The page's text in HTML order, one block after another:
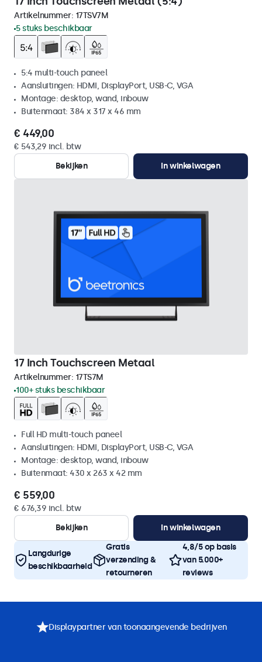
Artikelnummer: 17TSV7M
5 stuks beschikbaar
5:4 multi-touch paneel
Aansluitingen: HDMI, DisplayPort, USB-C, VGA
Montage: desktop, wand, inbouw
Buitenmaat: 384 x 317 x 46 mm
€ 449,00
€ 543,29 incl. btw
Bekijken
In winkelwagen
17 Inch Touchscreen Metaal
Artikelnummer: 17TS7M
100+ stuks beschikbaar
Full HD multi-touch paneel
Aansluitingen: HDMI, DisplayPort, USB-C, VGA
Montage: desktop, wand, inbouw
Buitenmaat: 430 x 263 x 42 mm
€ 559,00
€ 676,39 incl. btw
Bekijken
In winkelwagen
Langdurige
beschikbaarheid
Gratis
verzending &
retourneren
4,8/5 op basis
van 5.000+
reviews
Displaypartner van toonaangevende bedrijven